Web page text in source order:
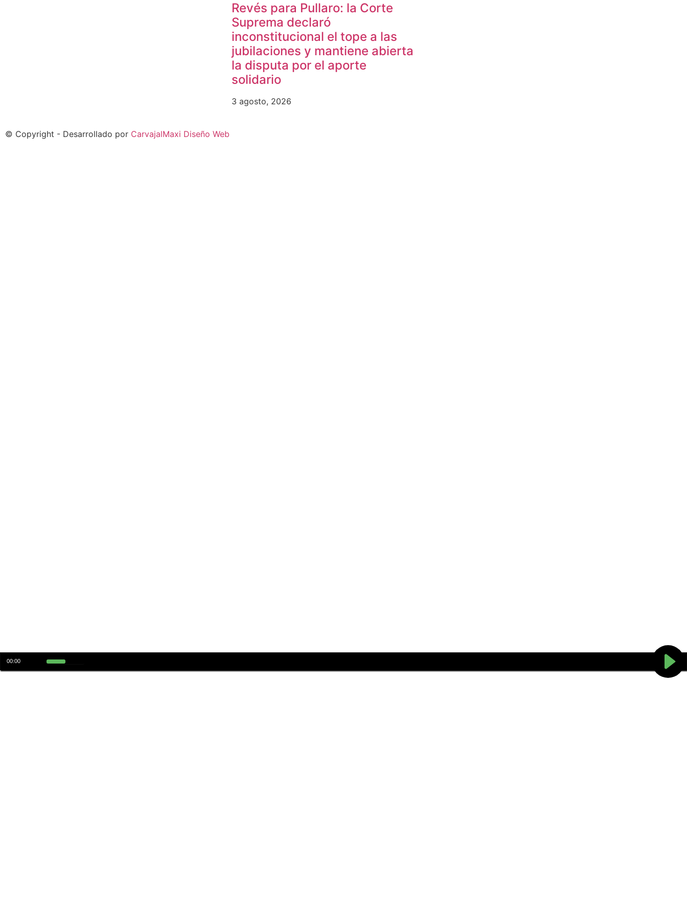
Revés para Pullaro: la Corte
Suprema declaró
inconstitucional el tope a las
jubilaciones y mantiene abierta
la disputa por el aporte
solidario
3 agosto, 2026
© Copyright - Desarrollado por CarvajalMaxi Diseño Web